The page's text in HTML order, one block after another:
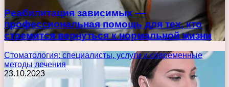
Реабилитация зависимых —
профессиональная помощь для тех, кто
стремится вернуться к нормальной жизни
Стоматология: специалисты, услуги и современные
методы лечения
23.10.2023